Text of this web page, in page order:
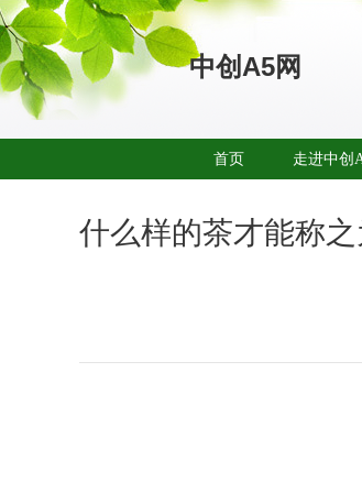
中创A5网
首页 走进中创
什么样的茶才能称